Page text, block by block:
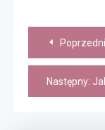
wpisu
Następny: